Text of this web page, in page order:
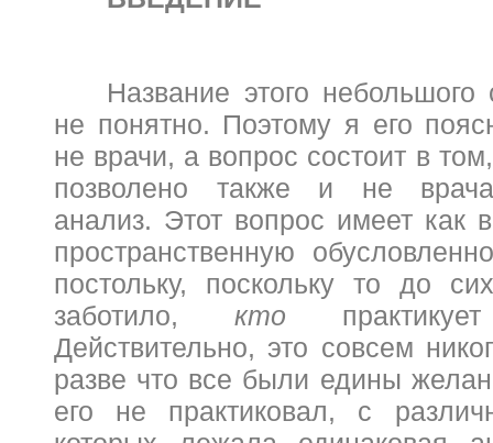
Название этого небольшого
не понятно. Поэтому я его
не врачи, а вопрос состоит в
позволено также и не
анализ. Этот вопрос имеет как
пространственную
постольку, поскольку то до
заботило, кто
Действительно, это совсем
разве что все были едины
его не практиковал, с